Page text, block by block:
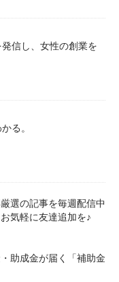
信し、女性の創業を
る。
選の記事を毎週配信中
気軽に友達追加を♪
助成金が届く「補助金